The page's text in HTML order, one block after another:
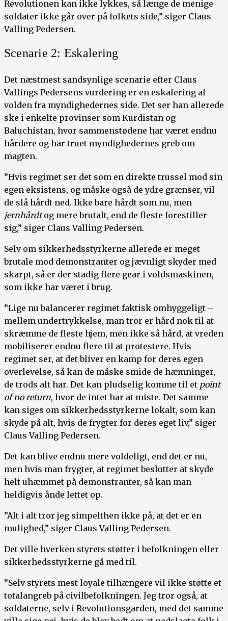
Revolutionen kan ikke lykkes, så længe de menige
soldater ikke går over på folkets side,” siger Claus
Valling Pedersen.
Scenarie 2: Eskalering
Det næstmest sandsynlige scenarie efter Claus
Vallings Pedersens vurdering er en eskalering af
volden fra myndighedernes side. Det ser han allerede
ske i enkelte provinser som Kurdistan og
Baluchistan, hvor sammenstødene har været endnu
hårdere og har truet myndighedernes greb om
magten.
”Hvis regimet ser det som en direkte trussel mod sin
egen eksistens, og måske også de ydre grænser, vil
de slå hårdt ned. Ikke bare hårdt som nu, men
jernhårdtog mere brutalt, end de fleste forestiller
sig,” siger Claus Valling Pedersen.
Selv om sikkerhedsstyrkerne allerede er meget
brutale mod demonstranter og jævnligt skyder med
skarpt, så er der stadig flere gear i voldsmaskinen,
som ikke har været i brug.
”Lige nu balancerer regimet faktisk omhyggeligt –
mellem undertrykkelse, man tror er hård nok til at
skræmme de fleste hjem, men ikke så hård, at vreden
mobiliserer endnu flere til at protestere. Hvis
regimet ser, at det bliver en kamp for deres egen
overlevelse, så kan de måske smide de hæmninger,
de trods alt har. Det kan pludselig komme til et point
of no return, hvor de intet har at miste. Det samme
kan siges om sikkerhedsstyrkerne lokalt, som kan
skyde på alt, hvis de frygter for deres eget liv,” siger
Claus Valling Pedersen.
Det kan blive endnu mere voldeligt, end det er nu,
men hvis man frygter, at regimet beslutter at skyde
helt uhæmmet på demonstranter, så kan man
heldigvis ånde lettet op.
”Alt i alt tror jeg simpelthen ikke på, at det er en
mulighed,” siger Claus Valling Pedersen.
Det ville hverken styrets støtter i befolkningen eller
sikkerhedsstyrkerne gå med til.
”Selv styrets mest loyale tilhængere vil ikke støtte et
totalangreb på civilbefolkningen. Jeg tror også, at
soldaterne, selv i Revolutionsgarden, med det samme